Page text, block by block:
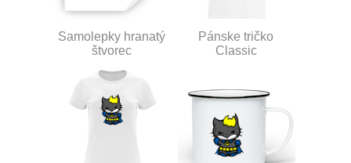
Samolepky hranatý
štvorec
Pánske tričko
Classic